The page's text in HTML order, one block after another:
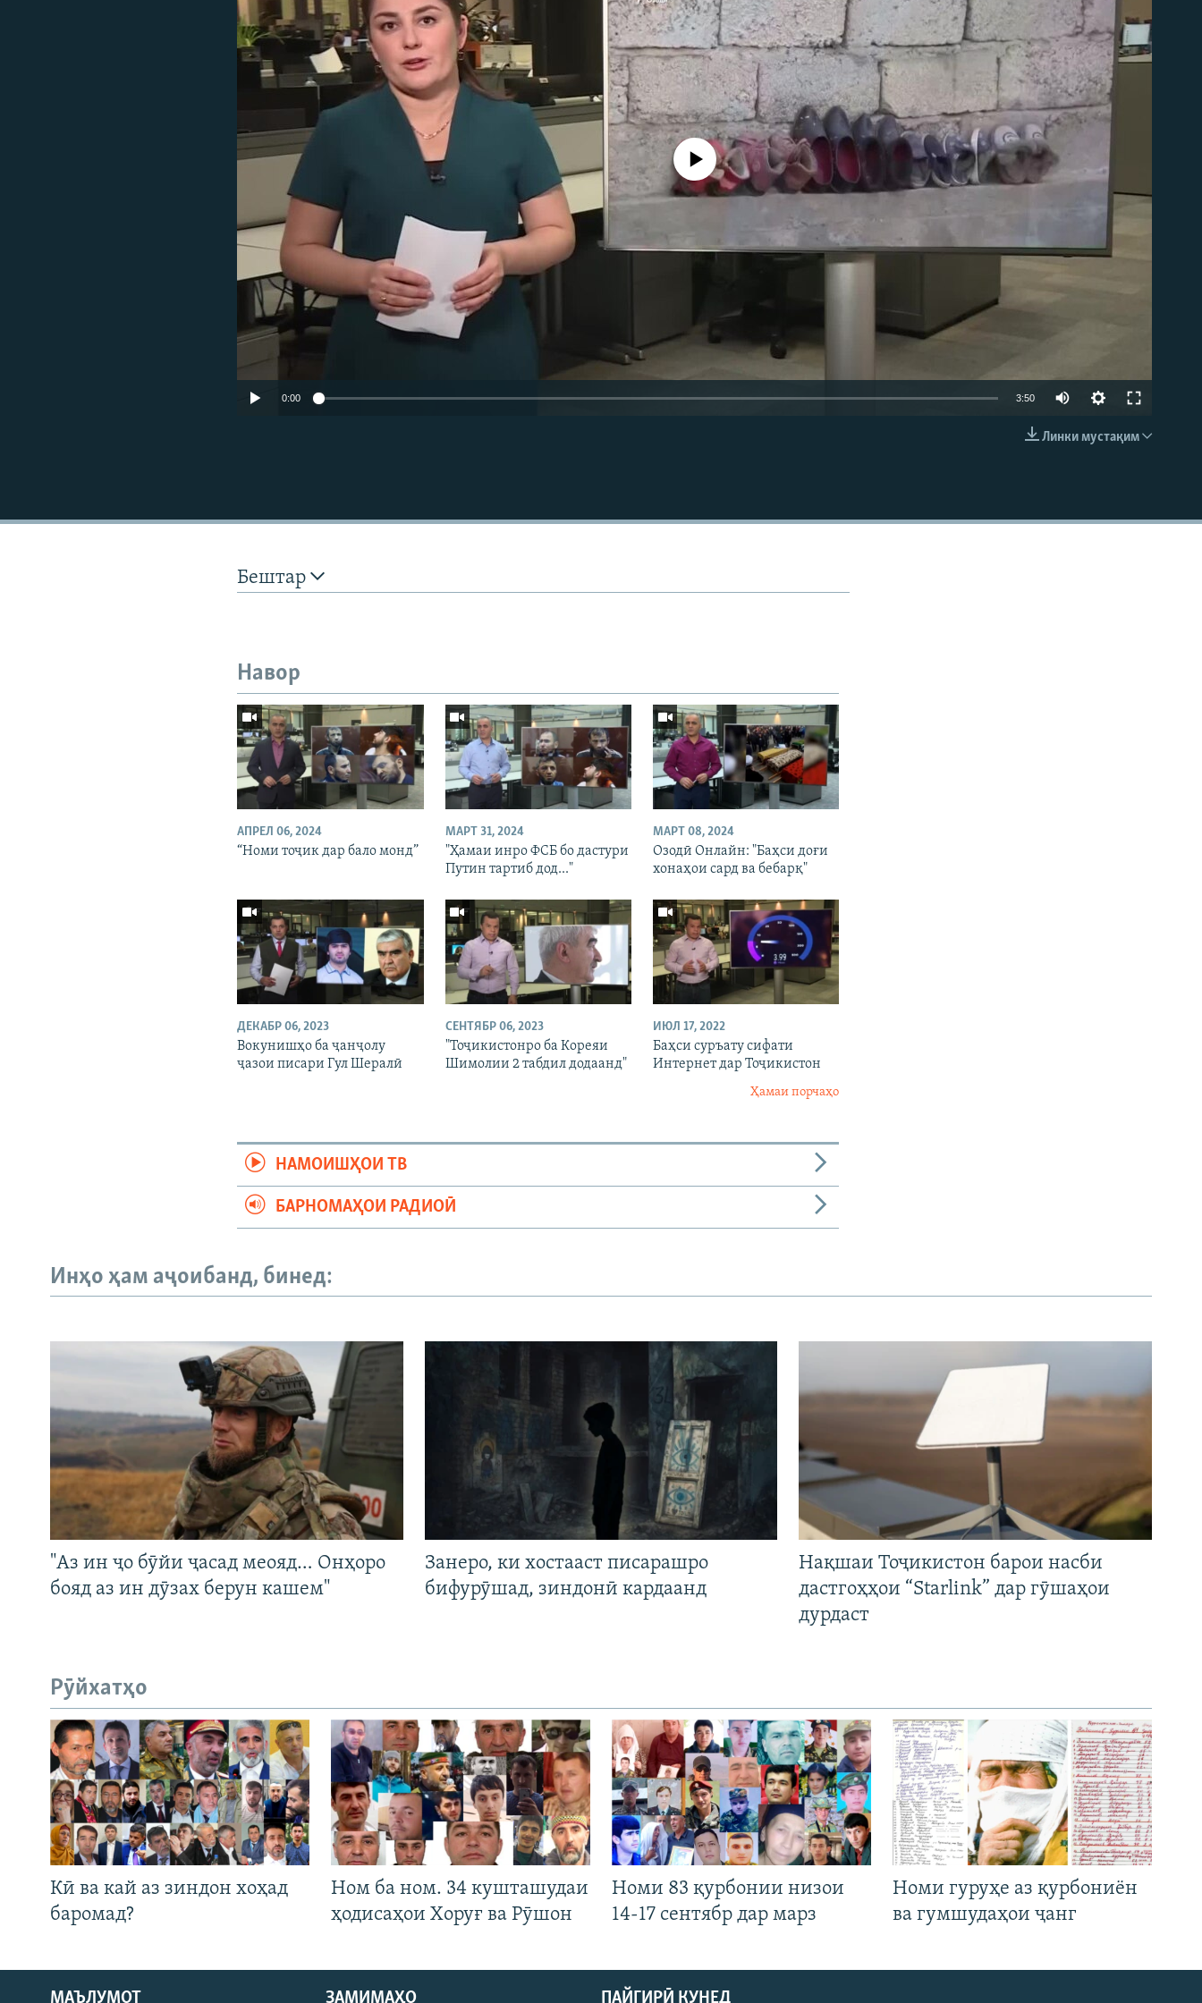
Русский
EMBED
720p 1080p
Феълан кор намекунад
0:00 3:50
720p
Линки мустақим
Бештар
Навор
АПРЕЛ 06, 2024
“Номи тоҷик дар бало монд”
МАРТ 31, 2024
"Ҳамаи инро ФСБ бо дастури
Путин тартиб дод..."
МАРТ 08, 2024
Озодӣ Онлайн: "Баҳси доғи
хонаҳои сард ва бебарқ"
ДЕКАБР 06, 2023
Вокунишҳо ба ҷанҷолу
ҷазои писари Гул Шералӣ
СЕНТЯБР 06, 2023
"Тоҷикистонро ба Кореяи
Шимолии 2 табдил додаанд"
ИЮЛ 17, 2022
Баҳси суръату сифати
Интернет дар Тоҷикистон
Ҳамаи порчаҳо
НАМОИШҲОИ ТВ
БАРНОМАҲОИ РАДИОӢ
Инҳо ҳам аҷоибанд, бинед:
"Аз ин ҷо бӯйи ҷасад меояд… Онҳоро
бояд аз ин дӯзах берун кашем"
Занеро, ки хостааст писарашро
бифурӯшад, зиндонӣ кардаанд
Нақшаи Тоҷикистон барои насби
дастгоҳҳои “Starlink” дар гӯшаҳои
дурдаст
Рӯйхатҳо
Кӣ ва кай аз зиндон хоҳад
баромад?
Ном ба ном. 34 кушташудаи
ҳодисаҳои Хоруғ ва Рӯшон
Номи 83 қурбонии низои
14-17 сентябр дар марз
Номи гуруҳе аз қурбониён
ва гумшудаҳои ҷанг
ПАЙГИРӢ КУНЕД
МАЪЛУМОТ ЗАМИМАҲО